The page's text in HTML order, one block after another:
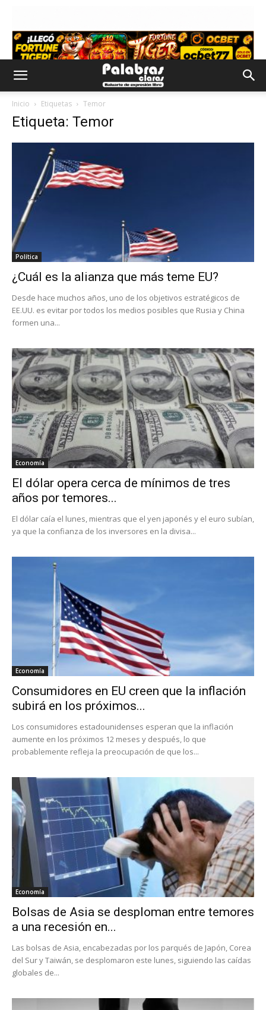
Inicio Etiquetas Temor
Etiqueta: Temor
Política
¿Cuál es la alianza que más teme EU?
Desde hace muchos años, uno de los objetivos estratégicos de
EE.UU. es evitar por todos los medios posibles que Rusia y China
formen una...
Economía
El dólar opera cerca de mínimos de tres
años por temores...
El dólar caía el lunes, mientras que el yen japonés y el euro subían,
ya que la confianza de los inversores en la divisa...
Economía
Consumidores en EU creen que la inflación
subirá en los próximos...
Los consumidores estadounidenses esperan que la inflación
aumente en los próximos 12 meses y después, lo que
probablemente refleja la preocupación de que los...
Economía
Bolsas de Asia se desploman entre temores
a una recesión en...
Las bolsas de Asia, encabezadas por los parqués de Japón, Corea
del Sur y Taiwán, se desplomaron este lunes, siguiendo las caídas
globales de...